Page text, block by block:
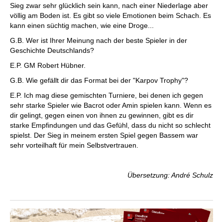
Sieg zwar sehr glücklich sein kann, nach einer Niederlage aber
völlig am Boden ist. Es gibt so viele Emotionen beim Schach. Es
kann einen süchtig machen, wie eine Droge...
G.B. Wer ist Ihrer Meinung nach der beste Spieler in der
Geschichte Deutschlands?
E.P. GM Robert Hübner.
G.B. Wie gefällt dir das Format bei der "Karpov Trophy"?
E.P. Ich mag diese gemischten Turniere, bei denen ich gegen
sehr starke Spieler wie Bacrot oder Amin spielen kann. Wenn es
dir gelingt, gegen einen von ihnen zu gewinnen, gibt es dir
starke Empfindungen und das Gefühl, dass du nicht so schlecht
spielst. Der Sieg in meinem ersten Spiel gegen Bassem war
sehr vorteilhaft für mein Selbstvertrauen.
Übersetzung: André Schulz